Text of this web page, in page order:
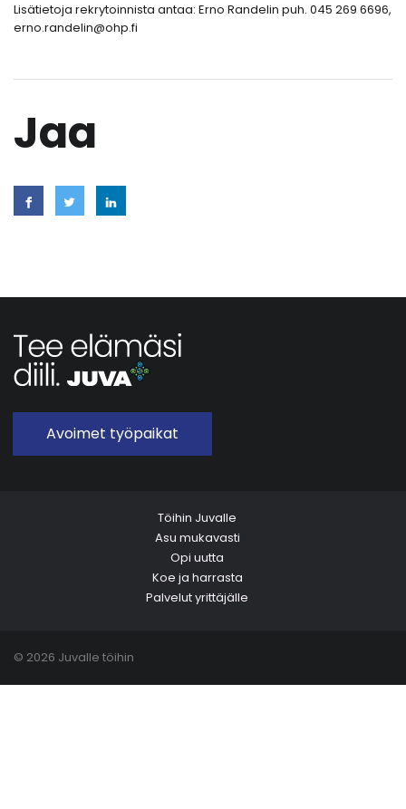
Lisätietoja rekrytoinnista antaa: Erno Randelin puh. 045 269 6696,
erno.randelin@ohp.fi
Jaa
Avoimet työpaikat
Töihin Juvalle
Asu mukavasti
Opi uutta
Koe ja harrasta
Palvelut yrittäjälle
© 2026 Juvalle töihin